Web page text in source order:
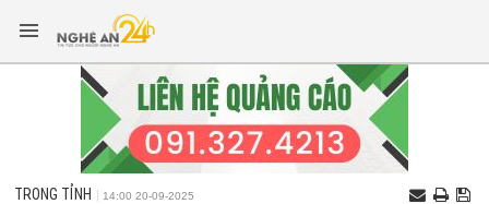
TRONG TỈNH 14:00 20-09-2025